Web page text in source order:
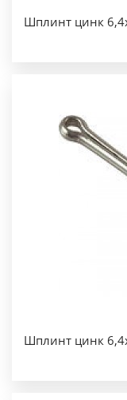
Шплинт цинк
Шплинт цинк